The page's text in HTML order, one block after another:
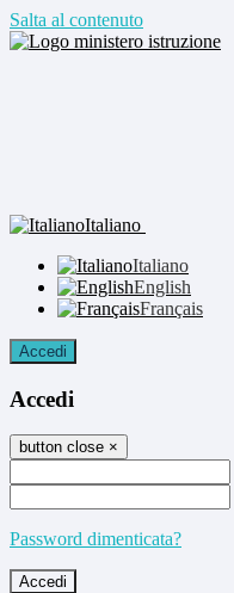
Salta al contenuto
Italiano
Italiano
English
Français
Accedi
Accedi
button close ×
Password dimenticata?